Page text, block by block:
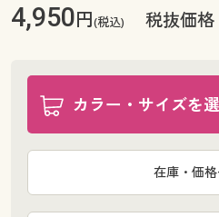
4,950円(税込) 税抜価
カラー・サイズを
在庫・価